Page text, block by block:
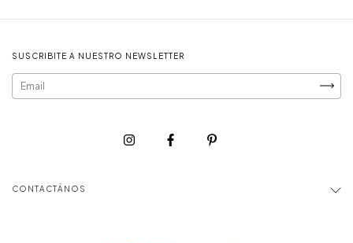
SUSCRIBITE A NUESTRO NEWSLETTER
CONTACTÁNOS